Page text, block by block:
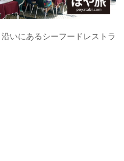
いにあるシーフードレストラ